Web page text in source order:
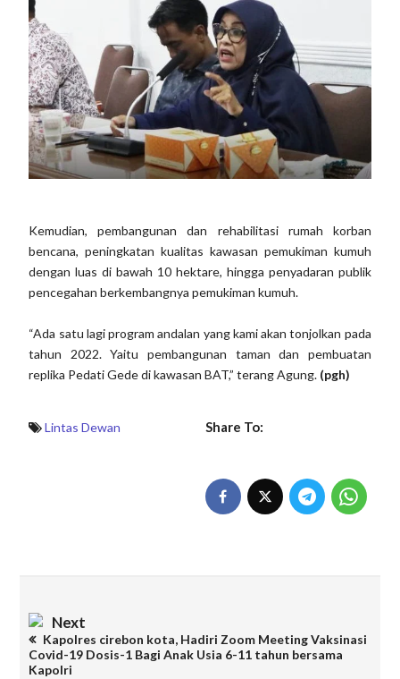
Kemudian, pembangunan dan rehabilitasi rumah korban
bencana, peningkatan kualitas kawasan pemukiman kumuh
dengan luas di bawah 10 hektare, hingga penyadaran publik
pencegahan berkembangnya pemukiman kumuh.
“Ada satu lagi program andalan yang kami akan tonjolkan pada
tahun 2022. Yaitu pembangunan taman dan pembuatan
replika Pedati Gede di kawasan BAT,” terang Agung. (pgh)
Lintas Dewan Share To:
Next
Kapolres cirebon kota, Hadiri Zoom Meeting Vaksinasi
Covid-19 Dosis-1 Bagi Anak Usia 6-11 tahun bersama
Kapolri